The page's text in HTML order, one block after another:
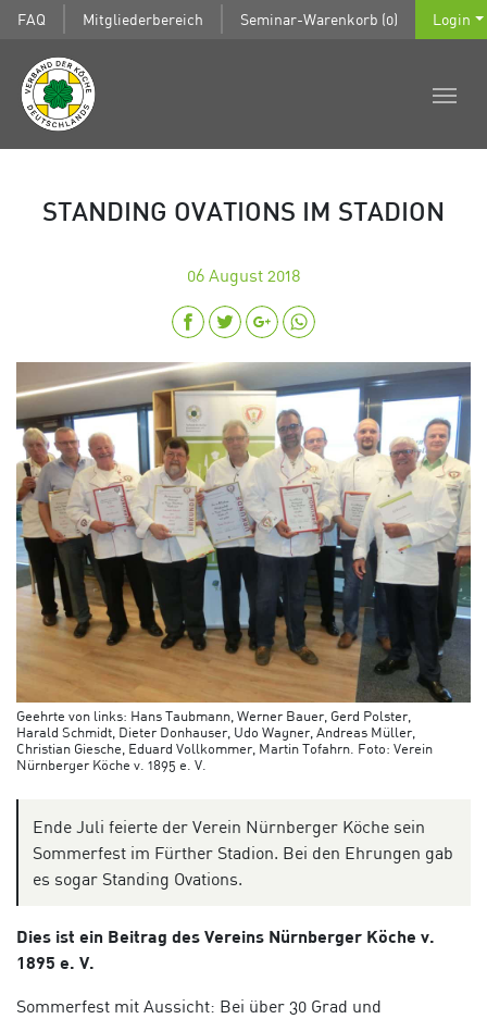
FAQ Mitgliederbereich Seminar-Warenkorb (0) Login
STANDING OVATIONS IM STADION
06 August 2018
Geehrte von links: Hans Taubmann, Werner Bauer, Gerd Polster,
Harald Schmidt, Dieter Donhauser, Udo Wagner, Andreas Müller,
Christian Giesche, Eduard Vollkommer, Martin Tofahrn. Foto: Verein
Nürnberger Köche v. 1895 e. V.
Ende Juli feierte der Verein Nürnberger Köche sein
Sommerfest im Fürther Stadion. Bei den Ehrungen gab
es sogar Standing Ovations.
Dies ist ein Beitrag des Vereins Nürnberger Köche v.
1895 e. V.
Sommerfest mit Aussicht: Bei über 30 Grad und